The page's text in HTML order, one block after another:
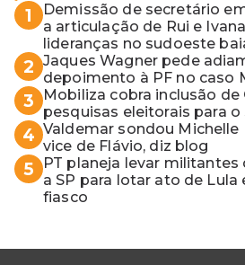
1
Demissão de secretário
a articulação de Rui e
lideranças no sudoeste
2 Jaques Wagner pede
depoimento à PF no caso
3
Mobiliza cobra inclusão de
pesquisas eleitorais para o
4 Valdemar sondou Michelle
vice de Flávio, diz blog
5
PT planeja levar
a SP para lotar ato de
fiasco